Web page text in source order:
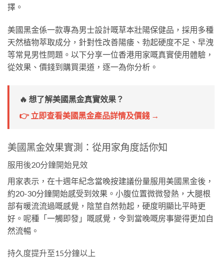
擇。
美國黑金係一款專為男士設計嘅草本壯陽保健品，採用多種
天然植物萃取成分，針對性改善陽痿、勃起硬度不足、早洩
等常見男性問題。以下分享一位香港用家嘅真實使用體驗，
從效果、價錢到購買渠道，逐一為你分析。
🔥 想了解美國黑金真實效果？
👉 立即查看美國黑金產品詳情及價錢 →
美國黑金效果實測：從用家角度話你知
服用後20分鐘開始見效
用家表示，在十週年紀念當晚按建議份量服用美國黑金後，
約20-30分鐘開始感受到效果。小腹位置微微發熱，大腿根
部有暖流流過嘅感覺，陰莖自然勃起，硬度明顯比平時更
好。呢種「一觸即發」嘅感覺，令到當晚嘅房事變得更加自
然流暢。
持久度提升至15分鐘以上